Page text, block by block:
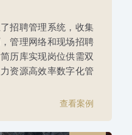
招聘管理系统，收集
管理网络和现场招聘
历库实现岗位供需双
资源高效率数字化管
查看案例